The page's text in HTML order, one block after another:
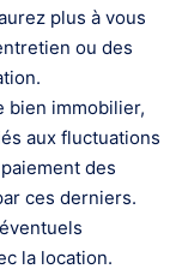
plus à vous
ou des
bien immobilier,
aux fluctuations
des
ces derniers.
la location.